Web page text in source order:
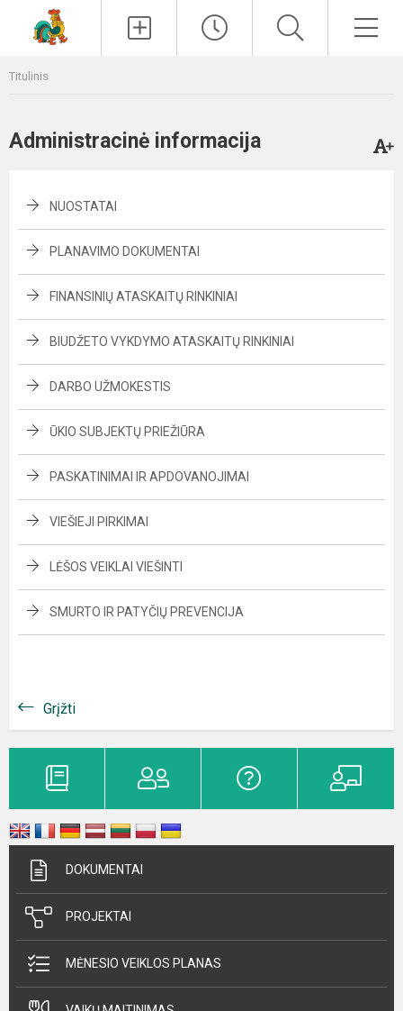
Titulinis
Administracinė informacija
NUOSTATAI
PLANAVIMO DOKUMENTAI
FINANSINIŲ ATASKAITŲ RINKINIAI
BIUDŽETO VYKDYMO ATASKAITŲ RINKINIAI
DARBO UŽMOKESTIS
ŪKIO SUBJEKTŲ PRIEŽIŪRA
PASKATINIMAI IR APDOVANOJIMAI
VIEŠIEJI PIRKIMAI
LĖŠOS VEIKLAI VIEŠINTI
SMURTO IR PATYČIŲ PREVENCIJA
Grįžti
DOKUMENTAI
PROJEKTAI
MĖNESIO VEIKLOS PLANAS